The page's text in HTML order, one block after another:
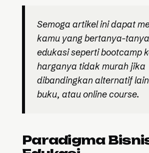
Semoga artikel ini dapat
kamu yang bertanya-
edukasi seperti bootcamp
harganya tidak murah jika
dibandingkan alternatif
buku, atauonline course.
Paradigma